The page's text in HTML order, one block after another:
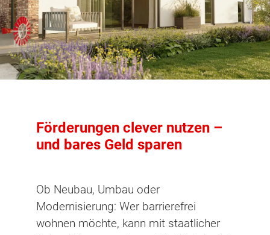
Förderungen clever nutzen –
und bares Geld sparen
Ob Neubau, Umbau oder
Modernisierung: Wer barrierefrei
wohnen möchte, kann mit staatlicher